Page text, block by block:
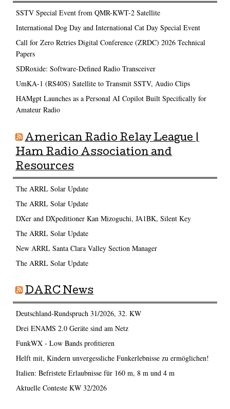
SSTV Special Event from QMR-KWT-2 Satellite
International Dog Day and International Cat Day Special Event
Call for Zero Retries Digital Conference (ZRDC) 2026 Technical
Papers
SDRoxide: Software-Defined Radio Transceiver
UmKA-1 (RS40S) Satellite to Transmit SSTV, Audio Clips
HAMgpt Launches as a Personal AI Copilot Built Specifically for
Amateur Radio
American Radio Relay League |
Ham Radio Association and
Resources
The ARRL Solar Update
The ARRL Solar Update
DXer and DXpeditioner Kan Mizoguchi, JA1BK, Silent Key
The ARRL Solar Update
New ARRL Santa Clara Valley Section Manager
The ARRL Solar Update
DARC News
Deutschland-Rundspruch 31/2026, 32. KW
Drei ENAMS 2.0 Geräte sind am Netz
FunkWX - Low Bands profitieren
Helft mit, Kindern unvergessliche Funkerlebnisse zu ermöglichen!
Italien: Befristete Erlaubnisse für 160 m, 8 m und 4 m
Aktuelle Conteste KW 32/2026